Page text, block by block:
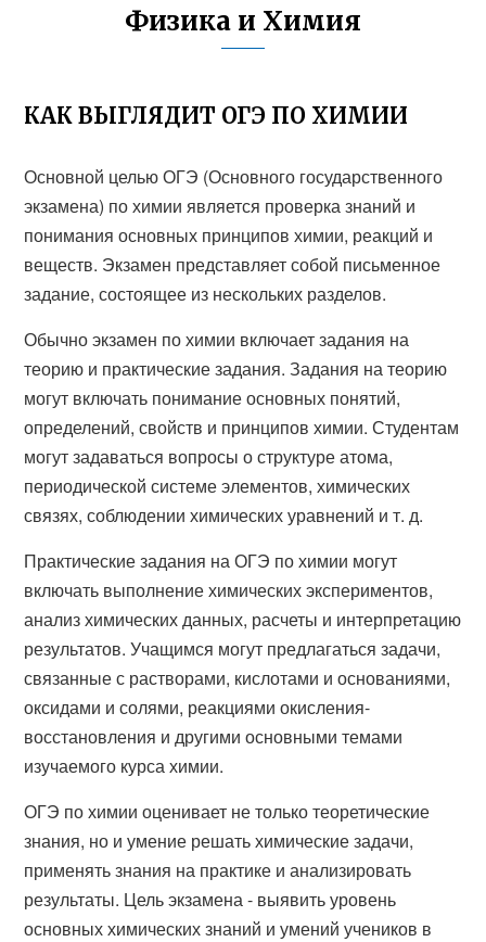
Физика и Химия
КАК ВЫГЛЯДИТ ОГЭ ПО ХИМИИ
Основной целью ОГЭ (Основного государственного
экзамена) по химии является проверка знаний и
понимания основных принципов химии, реакций и
веществ. Экзамен представляет собой письменное
задание, состоящее из нескольких разделов.
Обычно экзамен по химии включает задания на
теорию и практические задания. Задания на теорию
могут включать понимание основных понятий,
определений, свойств и принципов химии. Студентам
могут задаваться вопросы о структуре атома,
периодической системе элементов, химических
связях, соблюдении химических уравнений и т. д.
Практические задания на ОГЭ по химии могут
включать выполнение химических экспериментов,
анализ химических данных, расчеты и интерпретацию
результатов. Учащимся могут предлагаться задачи,
связанные с растворами, кислотами и основаниями,
оксидами и солями, реакциями окисления-
восстановления и другими основными темами
изучаемого курса химии.
ОГЭ по химии оценивает не только теоретические
знания, но и умение решать химические задачи,
применять знания на практике и анализировать
результаты. Цель экзамена - выявить уровень
основных химических знаний и умений учеников в